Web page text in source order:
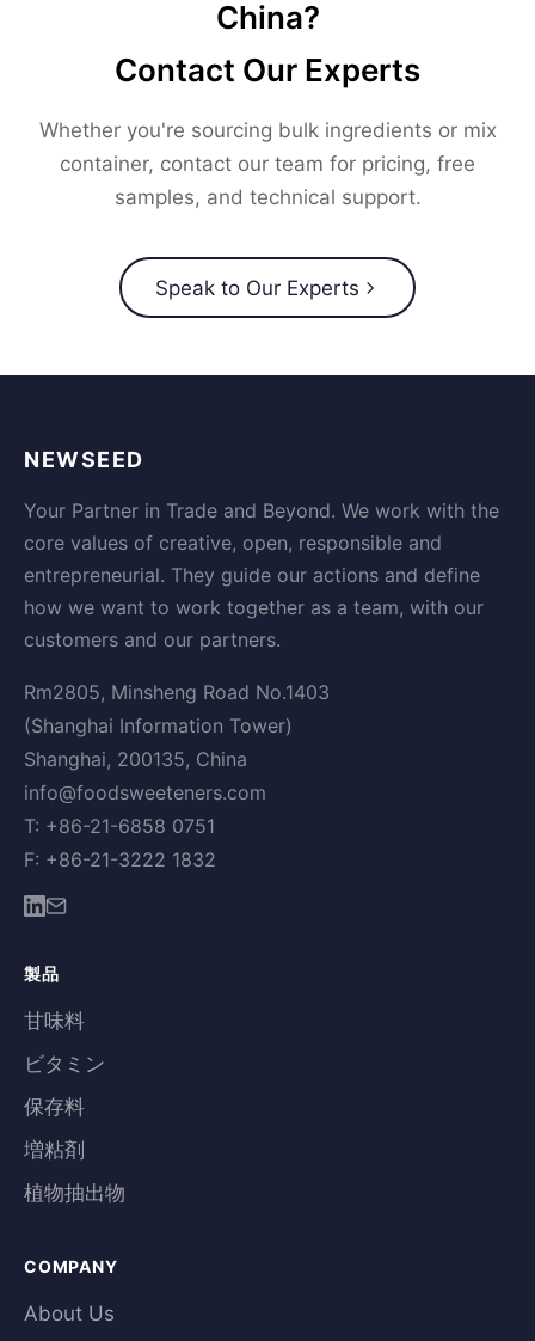
China?
Contact Our Experts
Whether you're sourcing bulk ingredients or mix
container, contact our team for pricing, free
samples, and technical support.
Speak to Our Experts
NEWSEED
Your Partner in Trade and Beyond. We work with the
core values of creative, open, responsible and
entrepreneurial. They guide our actions and define
how we want to work together as a team, with our
customers and our partners.
Rm2805, Minsheng Road No.1403
(Shanghai Information Tower)
Shanghai, 200135, China
info@foodsweeteners.com
T: +86-21-6858 0751
F: +86-21-3222 1832
製品
甘味料
ビタミン
保存料
増粘剤
植物抽出物
COMPANY
About Us